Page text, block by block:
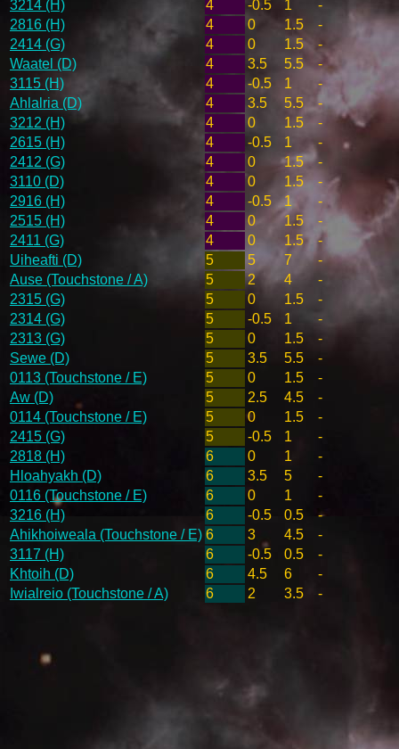
3214 (H)
4 -0.5 1
-
2816 (H)
4 0 1.5
-
2414 (G)
4 0 1.5
-
Waatel (D)
4 3.5 5.5
-
3115 (H)
4 -0.5 1
-
Ahlalria (D)
4 3.5 5.5
-
3212 (H)
4 0 1.5
-
2615 (H)
4 -0.5 1
-
2412 (G)
4 0 1.5
-
3110 (D)
4 0 1.5
-
2916 (H)
4 -0.5 1
-
2515 (H)
4 0 1.5
-
2411 (G)
4 0 1.5
-
Uiheafti (D)
5 5 7
-
Ause (Touchstone / A)
5 2 4
-
2315 (G)
5 0 1.5
-
2314 (G)
5 -0.5 1
-
2313 (G)
5 0 1.5
-
Sewe (D)
5 3.5 5.5
-
0113 (Touchstone / E)
5 0 1.5
-
Aw (D)
5 2.5 4.5
-
0114 (Touchstone / E)
5 0 1.5
-
2415 (G)
5 -0.5 1
-
2818 (H)
6 0 1
-
Hloahyakh (D)
6 3.5 5
-
0116 (Touchstone / E)
6 0 1
-
3216 (H)
6 -0.5 0.5
-
Ahikhoiweala (Touchstone / E) 6 3 4.5
-
3117 (H)
6 -0.5 0.5
-
Khtoih (D)
6 4.5 6
-
Iwialreio (Touchstone / A)
6 2 3.5 -